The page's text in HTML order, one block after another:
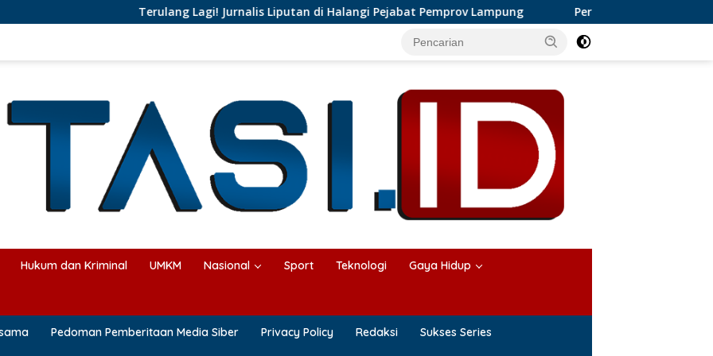
Terulang Lagi! Jurnalis Liputan di Halangi Pejabat Pemprov Lampung Perkembangan Bisnis Karangan Bunga di
Hukum dan Kriminal UMKM Nasional Sport Teknologi Gaya Hidup
Pedoman Pemberitaan Media Siber Privacy Policy Redaksi Sukses Series